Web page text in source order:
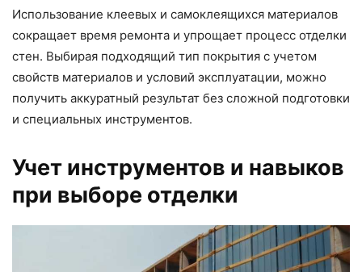
Использование клеевых и самоклеящихся материалов
сокращает время ремонта и упрощает процесс отделки
стен. Выбирая подходящий тип покрытия с учетом
свойств материалов и условий эксплуатации, можно
получить аккуратный результат без сложной подготовки
и специальных инструментов.
Учет инструментов и навыков
при выборе отделки